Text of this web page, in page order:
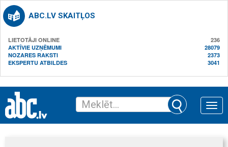
ABC.LV SKAITĻOS
LIETOTĀJI ONLINE
236
AKTĪVIE UZŅĒMUMI
28079
NOZARES RAKSTI
2373
EKSPERTU ATBILDES
3041
Toggle